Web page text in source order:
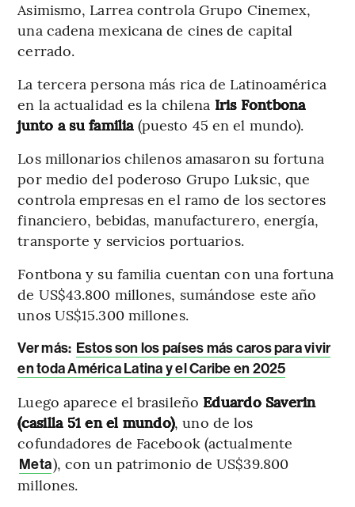
Asimismo, Larrea controla Grupo Cinemex,
una cadena mexicana de cines de capital
cerrado.
La tercera persona más rica de Latinoamérica
en la actualidad es la chilena Iris Fontbona
junto a su familia(puesto 45 en el mundo).
Los millonarios chilenos amasaron su fortuna
por medio del poderoso Grupo Luksic, que
controla empresas en el ramo de los sectores
financiero, bebidas, manufacturero, energía,
transporte y servicios portuarios.
Fontbona y su familia cuentan con una fortuna
de US$43.800 millones, sumándose este año
unos US$15.300 millones.
Ver más: Estos son los países más caros para vivir
en toda América Latina y el Caribe en 2025
Luego aparece el brasileño Eduardo Saverin
(casilla 51 en el mundo), uno de los
cofundadores de Facebook (actualmente
Meta), con un patrimonio de US$39.800
millones.